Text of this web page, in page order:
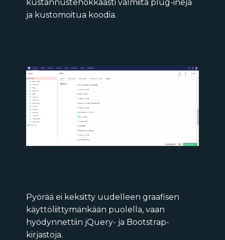
kustannustehokkaasti valmiita plug-ineja
ja kustomoitua koodia.
Pyörää ei keksitty uudelleen graafisen
käyttöliittymänkään puolella, vaan
hyödynnettiin jQuery- ja Bootstrap-
kirjastoja.